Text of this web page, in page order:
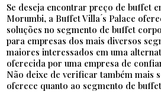
Se deseja encontrar preço de buffet
Morumbi, a Buffet Villa ́s Palace
soluções no segmento de buffet
para empresas dos mais diversos
maiores interessados em uma
oferecida por uma empresa de
Não deixe de verificar também mais
oferece quanto ao segmento de